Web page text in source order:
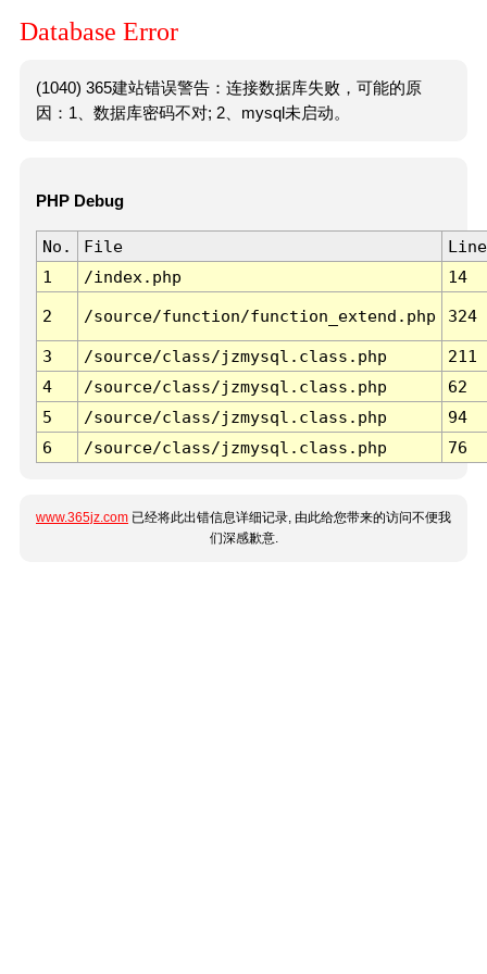
Database Error
(1040) 365建站错误警告：连接数据库失败，可能的原
因：1、数据库密码不对; 2、mysql未启动。
PHP Debug
No. File
Line
1
/index.php 14
2 /source/function/function_extend.php 324
3 /source/class/jzmysql.class.php
211
4
/source/class/jzmysql.class.php
62
5
/source/class/jzmysql.class.php
94
6
/source/class/jzmysql.class.php 76
www.365jz.com 已经将此出错信息详细记录, 由此给您带来的访问不便我
们深感歉意.